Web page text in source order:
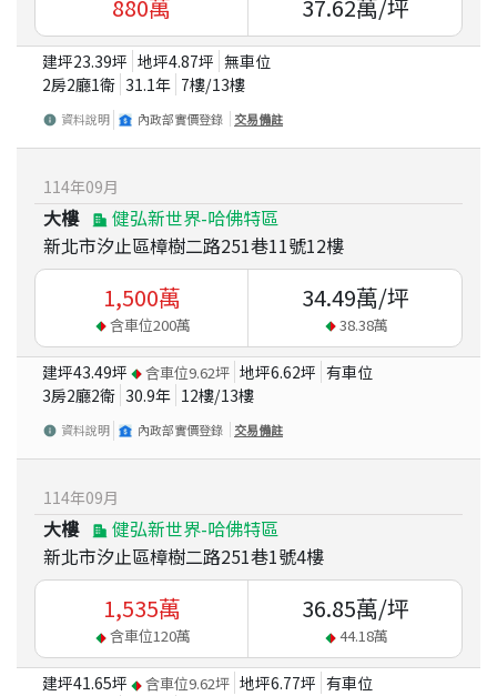
880萬 37.62萬/坪
建坪23.39坪 地坪4.87坪 無車位
2房2廳1衛 31.1年 7樓/13樓
資料說明 內政部實價登錄 交易備註
114年09月
大樓
健弘新世界-哈佛特區
新北市汐止區樟樹二路251巷11號12樓
1,500萬
含車位200萬
34.49萬/坪
38.38萬
建坪43.49坪 含車位9.62坪 地坪6.62坪 有車位
3房2廳2衛 30.9年 12樓/13樓
資料說明 內政部實價登錄 交易備註
114年09月
大樓
健弘新世界-哈佛特區
新北市汐止區樟樹二路251巷1號4樓
1,535萬
含車位120萬
36.85萬/坪
44.18萬
建坪41.65坪 含車位9.62坪 地坪6.77坪 有車位